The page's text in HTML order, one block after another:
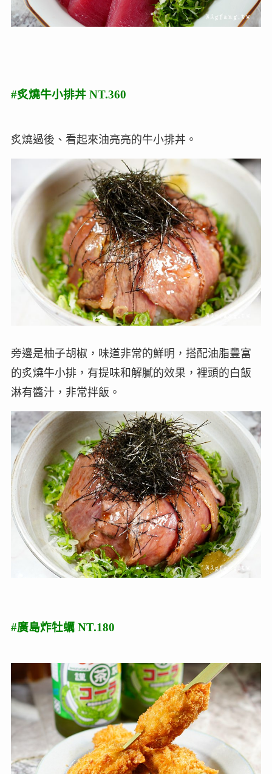
#炙燒牛小排丼 NT.360
炙燒過後、看起來油亮亮的牛小排丼。
旁邊是柚子胡椒，味道非常的鮮明，搭配油脂豐富
的炙燒牛小排，有提味和解膩的效果，裡頭的白飯
淋有醬汁，非常拌飯。
#廣島炸牡蠣 NT.180